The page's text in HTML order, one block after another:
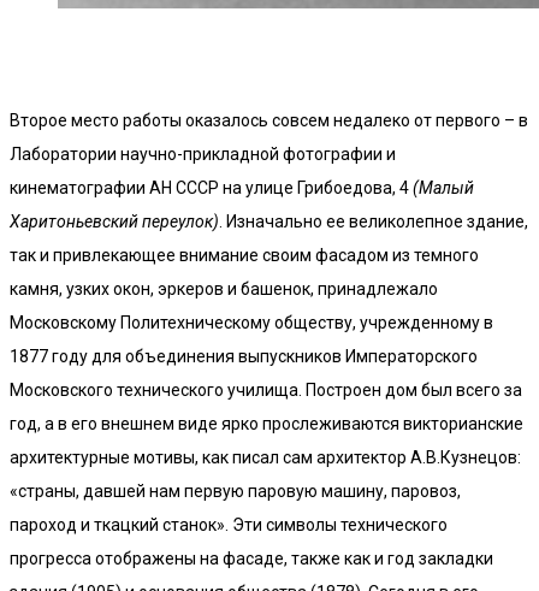
Второе место работы оказалось совсем недалеко от первого – в
Лаборатории научно-прикладной фотографии и
кинематографии АН СССР на улице Грибоедова, 4(Малый
Харитоньевский переулок) . Изначально ее великолепное здание,
так и привлекающее внимание своим фасадом из темного
камня, узких окон, эркеров и башенок, принадлежало
Московскому Политехническому обществу, учрежденному в
1877 году для объединения выпускников Императорского
Московского технического училища. Построен дом был всего за
год, а в его внешнем виде ярко прослеживаются викторианские
архитектурные мотивы, как писал сам архитектор А.В.Кузнецов:
«страны, давшей нам первую паровую машину, паровоз,
пароход и ткацкий станок». Эти символы технического
прогресса отображены на фасаде, также как и год закладки